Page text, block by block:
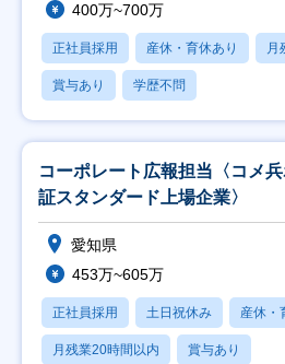
400万~700万
正社員採用 産休・育休あり 月
賞与あり 学歴不問
コーポレート広報担当〈コメ
証スタンダード上場企業〉
愛知県
453万~605万
正社員採用 土日祝休み 産休・
月残業20時間以内 賞与あり